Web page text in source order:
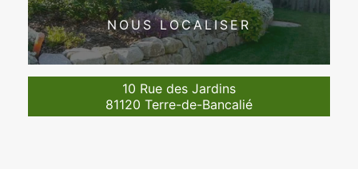
NOUS LOCALISER
10 Rue des Jardins
81120 Terre-de-Bancalié